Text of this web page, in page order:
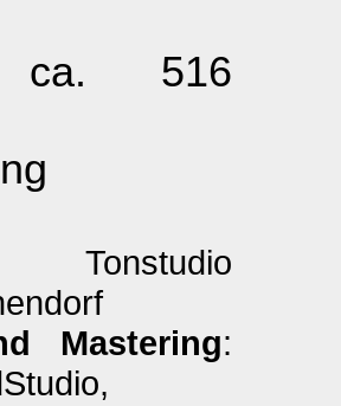
516
Tonstudio
Mastering: